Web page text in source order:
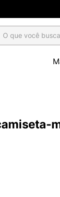
você busca?